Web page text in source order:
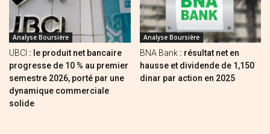
Analyse Boursière
UBCI : le produit net bancaire
progresse de 10 % au premier
semestre 2026, porté par une
dynamique commerciale
solide
Analyse Boursière
BNA Bank : résultat net en
hausse et dividende de 1,150
dinar par action en 2025